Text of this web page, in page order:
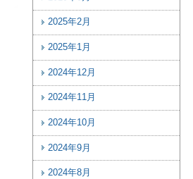
2025年2月
2025年1月
2024年12月
2024年11月
2024年10月
2024年9月
2024年8月